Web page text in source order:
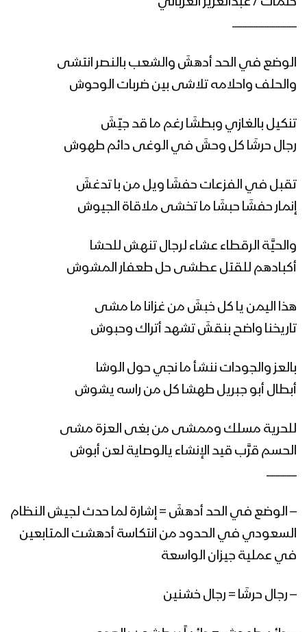
1443هـ
عيسى الليث 1443 هـ
زامل استراتيجية الصبر الجميل | عيسى
مونتاج زامل محطة كل تقوى | عيسى
الليث – سالم المسعودي – 1443هـ
زامل محطة كل تقوى | عيسى الليث &
سالم المسعودي – 1443هـ
مونتاج زامل ذياب الفلا | عيسى الليث
1443هـ
نشيد سر حبي – عبدالسلام القحوم &
عيسى الليث – 1442هـ
1442هـ
ـــــــــــــــــــــــــــــــــــــــــــــــ
الوضع في الحد أدهشَ والشعب بالنصر انتشى
والحلف واحلامه تلاشى بين ضربات الوحوش
تنكيل بالغازي وبطشَا رغم ما قد جيّشَ
رجال حرشَا كل وحشَ في الوغى دائم طهوش
تقبل في الفزعات حفشَا ويل من با تدغشَ
إنمار حفشَا حبشَا ما تخشى ملاقاة الجيوش
والحيَّة الرقطاء عشاء لرجال تنهش للحشا
أكبادهم للقتل عطشى حل طعفار المشوش
هذا اليمن يا كل خبشَ من غزانا ما مشى
تاريخنا واضح بنقشَ تشهد أتراك وحبوش
بالعز والجودات ننشأ ما نجي حول الوشا
أبطال أبو جبريل طهشا كل من راسه يشوش
للحرية مسلك وممشى من بغى العزة مشى
الحسم قرَّب قيد الإنشاء يالوصاية لعن أبوش
ــــــــــــــــــــــ
– الوضع في الحد أدهشَ = إشارة لما حدث لجيش النظام
السعودي في الحدود من انتكاسة أدهشت المتابعين
في عملية جيزان الواسعة
– رجال حرشَا = رجال خشنين